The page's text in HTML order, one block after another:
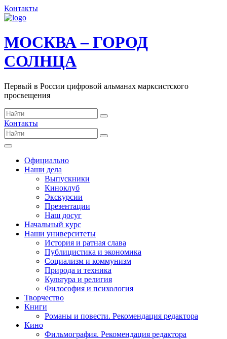
Контакты
МОСКВА – ГОРОД
СОЛНЦА
Первый в России цифровой альманах марксистского
просвещения
Контакты
Официально
Наши дела
Выпускники
Киноклуб
Экскурсии
Презентации
Наш досуг
Начальный курс
Наши университеты
История и ратная слава
Публицистика и экономика
Социализм и коммунизм
Природа и техника
Культура и религия
Философия и психология
Творчество
Книги
Романы и повести. Рекомендация редактора
Кино
Фильмография. Рекомендация редактора